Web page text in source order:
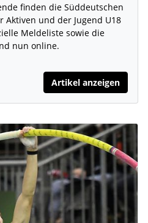
finden die Süddeutschen
Aktiven und der Jugend U18
Meldeliste sowie die
nun online.
Artikel anzeigen